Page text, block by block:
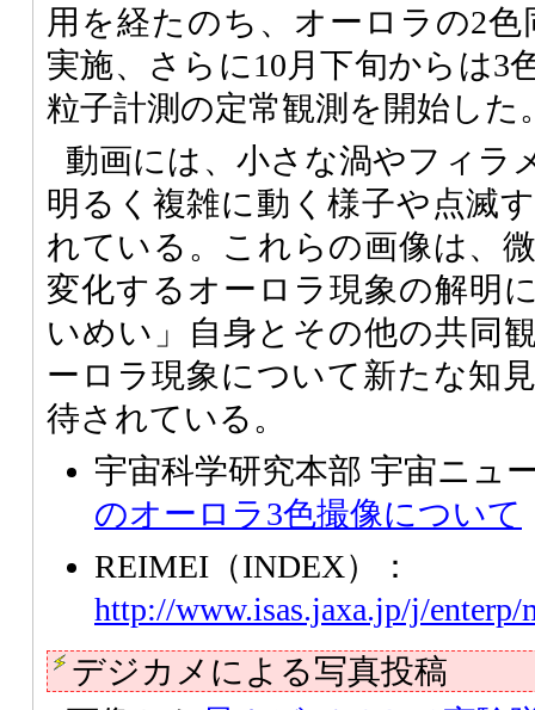
用を経たのち、オーロラの2
実施、さらに10月下旬からは3
粒子計測の定常観測を開始した
動画には、小さな渦やフィラ
明るく複雑に動く様子や点滅
れている。これらの画像は、
変化するオーロラ現象の解明
いめい」自身とその他の共同
ーロラ現象について新たな知
待されている。
宇宙科学研究本部 宇宙ニュ
のオーロラ3色撮像について
REIMEI（INDEX）：
http://www.isas.jaxa.jp/j/enterp/
デジカメによる写真投稿